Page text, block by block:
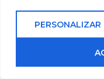
PERSONALIZAR